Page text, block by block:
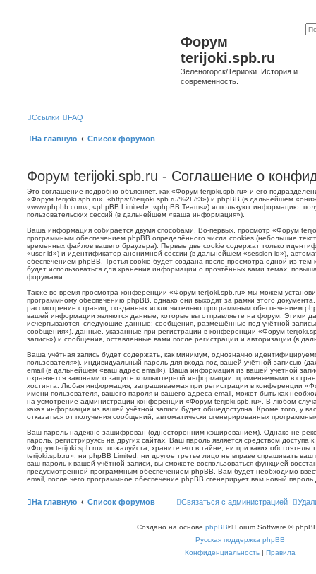
Форум
terijoki.spb.ru
Зеленогорск/Териоки. История и
современность.
Ссылки FAQ
На главную Список форумов
Форум terijoki.spb.ru - Соглашение о
Это соглашение подробно объясняет, как «Форум terijoki.spb.ru» и его
«Форум terijoki.spb.ru», «https://terijoki.spb.ru/%2F/f3») и phpBB (в дальнейшем
«www.phpbb.com», «phpBB Limited», «phpBB Teams») используют информацию,
пользовательских сессий (в дальнейшем «ваша информация»).
Ваша информация собирается двумя способами. Во-первых, просмотр «Форум
программным обеспечением phpBB определённого числа cookies (небольшие
временных файлов вашего браузера). Первые две cookie содержат только
«user-id») и идентификатор анонимной сессии (в дальнейшем «session-id»),
обеспечением phpBB. Третья cookie будет создана после просмотра одной из
будет использоваться для хранения информации о прочтённых вами темах,
форумами.
Также во время просмотра конференции «Форум terijoki.spb.ru» мы можем
программному обеспечению phpBB, однако они выходят за рамки этого документа,
рассмотрение страниц, созданных исключительно программным обеспечением
вашей информации являются данные, которые вы отправляете на форум. Этими
исчерпываются, следующие данные: сообщения, размещённые под учётной
сообщения»), данные, указанные при регистрации в конференции «Форум
запись») и сообщения, оставленные вами после регистрации и авторизации (в
Ваша учётная запись будет содержать, как минимум, однозначно
пользователя»), индивидуальный пароль для входа под вашей учётной записью
email (в дальнейшем «ваш адрес email»). Ваша информация из вашей учётной
охраняется законами о защите компьютерной информации, применяемыми в
хостинга. Любая информация, запрашиваемая при регистрации в конференции
имени пользователя, вашего пароля и вашего адреса email, может быть как
на усмотрение администрации конференции «Форум terijoki.spb.ru». В любом
какая информация из вашей учётной записи будет общедоступна. Кроме того, у
отказаться от получения сообщений, автоматически сгенерированных
Ваш пароль надёжно зашифрован (односторонним хэшированием). Однако не
пароль, регистрируясь на других сайтах. Ваш пароль является средством
«Форум terijoki.spb.ru», пожалуйста, храните его в тайне, ни при каких
terijoki.spb.ru», ни phpBB Limited, ни другое третье лицо не вправе спрашивать
ваш пароль к вашей учётной записи, вы сможете воспользоваться функцией
предусмотренной программным обеспечением phpBB. Вам будет необходимо
email, после чего программное обеспечение phpBB сгенерирует вам новый
На главную Список форумов Связаться с администрацией
Создано на основе phpBB® Forum Software ©
Русская поддержка phpBB
Конфиденциальность | Правила